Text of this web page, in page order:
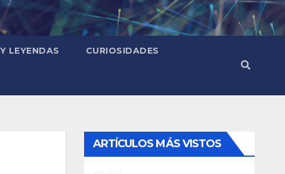
LEYENDAS CURIOSIDADES
ARTÍCULOS MÁS VISTOS